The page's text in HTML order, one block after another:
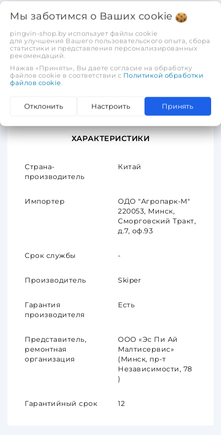
Описание Отзывы
сети: 230 В Максимальная мощность: 3 кВт Ток:
14 А Тип компрессора: поршневой маслянный
Количество цилиндров: 3 Привод: ременной
Давление: 8 Бар Производительность: до 600
ХАРАКТЕРИСТИКИ
Страна-
производитель
Китай
Импортер
ОДО "Агропарк-М"
220053, Минск,
Сморговский Тракт,
д.7, оф.93
Срок службы -
Производитель Skiper
Гарантия
производителя
Есть
Представитель,
ремонтная
организация
ООО «Эс Пи Ай
Малтисервис»
(Минск, пр-т
Независимости, 78
)
Гарантийный срок 12
Мы заботимся о Ваших cookie
pingvin-shop.by использует файлы cookie
для улучшения Вашего пользовательского опыта, сбора
статистики и представления персонализированных
рекомендаций.
Нажав «Принять», Вы даете согласие на обработку
файлов cookie в соответствии с Политикой обработки
файлов cookie
Отклонить Настроить Принять